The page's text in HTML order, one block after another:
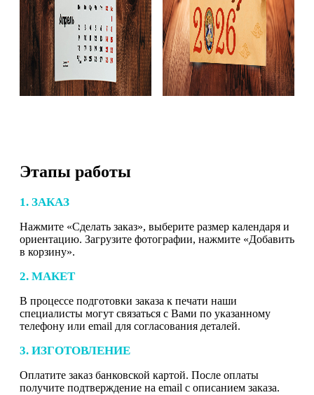
Этапы работы
1. ЗАКАЗ
Нажмите «Сделать заказ», выберите размер календаря и
ориентацию. Загрузите фотографии, нажмите «Добавить
в корзину».
2. МАКЕТ
В процессе подготовки заказа к печати наши
специалисты могут связаться с Вами по указанному
телефону или email для согласования деталей.
3. ИЗГОТОВЛЕНИЕ
Оплатите заказ банковской картой. После оплаты
получите подтверждение на email с описанием заказа.